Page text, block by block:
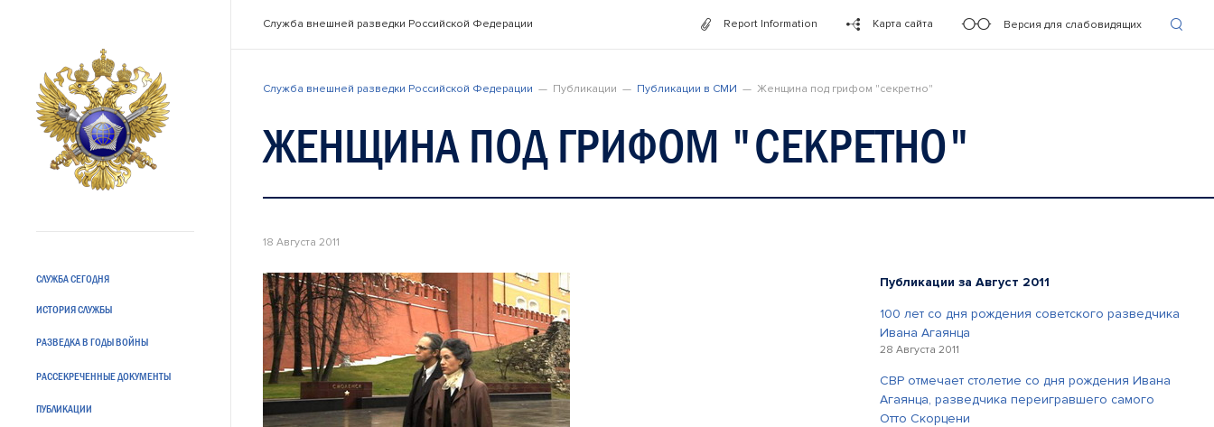
СЛУЖБА СЕГОДНЯ
ИСТОРИЯ СЛУЖБЫ
РАЗВЕДКА В ГОДЫ ВОЙНЫ
РАССЕКРЕЧЕННЫЕ ДОКУМЕНТЫ
ПУБЛИКАЦИИ
Служба внешней разведки Российской Федерации Report Information Карта сайта Версия для слабовидящих
Служба внешней разведки Российской Федерации Публикации Публикации в СМИ Женщина под грифом "секретно"
ЖЕНЩИНА ПОД ГРИФОМ "СЕКРЕТНО"
18 Августа 2011
Публикации за Август 2011
100 лет со дня рождения советского разведчика
Ивана Агаянца
28 Августа 2011
СВР отмечает столетие со дня рождения Ивана
Агаянца, разведчика переигравшего самого
Отто Скорцени